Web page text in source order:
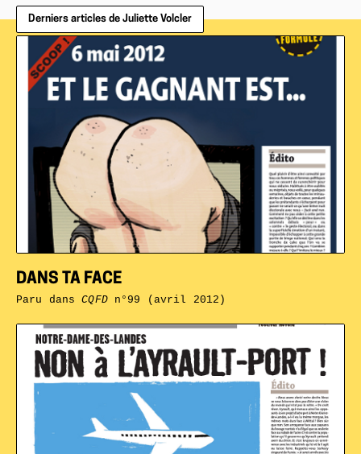
Derniers articles de Juliette Volcler
DANS TA FACE
Paru dansCQFDn°99 (avril 2012)